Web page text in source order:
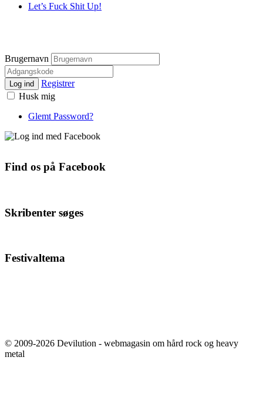
Let’s Fuck Shit Up!
Brugernavn
Log ind
Registrer
Husk mig
Glemt Password?
Find os på Facebook
Skribenter søges
Festivaltema
© 2009-2026 Devilution - webmagasin om hård rock og heavy
metal